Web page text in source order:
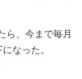
ら、今まで毎月
なった。